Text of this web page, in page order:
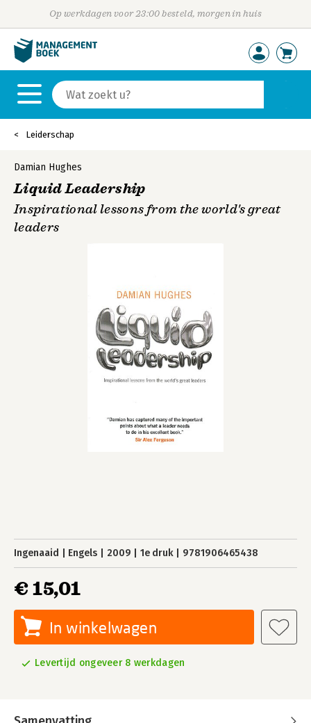
Op werkdagen voor 23:00 besteld, morgen in huis
Leiderschap
Damian Hughes
Liquid Leadership
Inspirational lessons from the world's great
leaders
Ingenaaid Engels 2009 1e druk 9781906465438
€ 15,01
In winkelwagen
Levertijd ongeveer 8 werkdagen